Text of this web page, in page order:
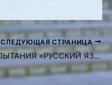
СЛЕДУЮЩАЯ СТРАНИЦА
РЕЗУЛЬТАТЫ ВСТУПИТЕЛЬНОГО ИСПЫТАНИЯ «РУССКИЙ ЯЗЫК»